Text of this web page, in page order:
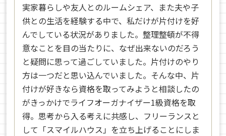
実家暮らしや友人とのルームシェア、また夫や子
供との生活を経験する中で、私だけが片付けを好
んでしている状況がありました。整理整頓が不得
意なことを目の当たりに、なぜ出来ないのだろう
と疑問に思って過ごしていました。片付けのやり
方は一つだと思い込んでいました。そんな中、片
付けが好きなら資格を取ってみようと相談したの
がきっかけでライフオーガナイザー1級資格を取
得。思考から入る考えに共感し、フリーランスと
して「スマイルハウス」を立ち上げることにしま